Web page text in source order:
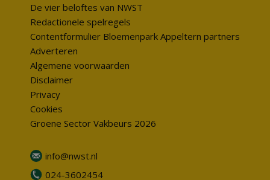
De vier beloftes van NWST
Redactionele spelregels
Contentformulier Bloemenpark Appeltern partners
Adverteren
Algemene voorwaarden
Disclaimer
Privacy
Cookies
Groene Sector Vakbeurs 2026
info@nwst.nl
024-3602454